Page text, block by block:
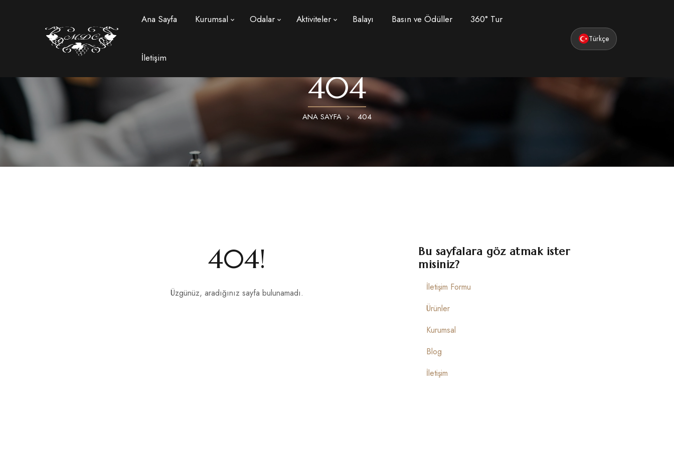
Ana Sayfa Kurumsal Odalar Aktiviteler Balayı Basın ve Ödüller 360° Tur
İletişim
Türkçe
404
ANA SAYFA 404
404!
Üzgünüz, aradığınız sayfa bulunamadı.
Bu sayfalara göz atmak ister
misiniz?
İletişim Formu
Ürünler
Kurumsal
Blog
İletişim